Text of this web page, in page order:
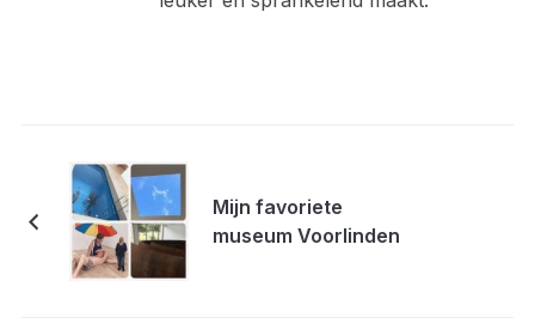
Mijn favoriete
museum Voorlinden